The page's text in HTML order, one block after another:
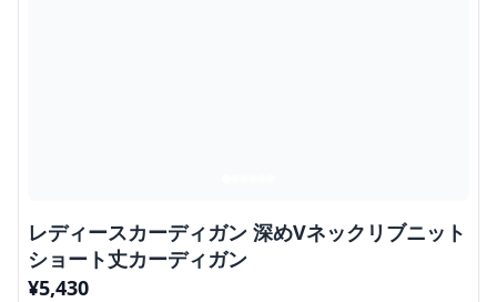
レディースカーディガン 深めVネックリブニット
ショート丈カーディガン
¥5,430